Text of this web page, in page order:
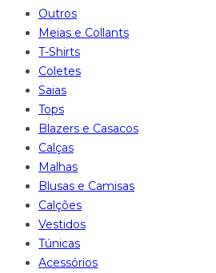
Outros
Meias e Collants
T-Shirts
Coletes
Saias
Tops
Blazers e Casacos
Calças
Malhas
Blusas e Camisas
Calções
Vestidos
Túnicas
Acessórios